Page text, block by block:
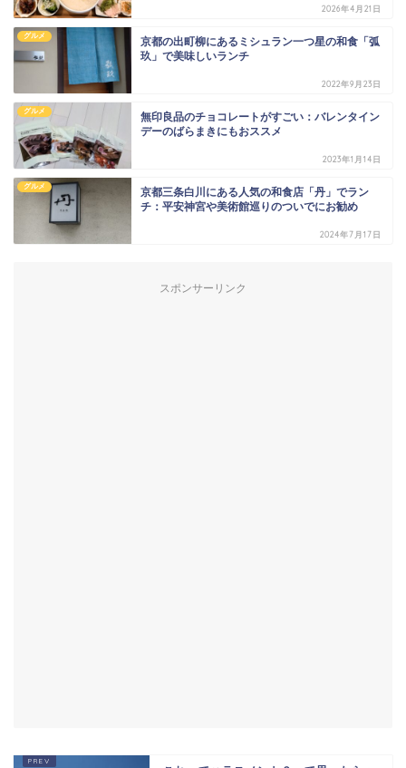
2026年4月21日
グルメ
京都の出町柳にあるミシュラン一つ星の和食「弧
玖」で美味しいランチ
2022年9月23日
グルメ
無印良品のチョコレートがすごい：バレンタイン
デーのばらまきにもおススメ
2023年1月14日
グルメ
京都三条白川にある人気の和食店「丹」でラン
チ：平安神宮や美術館巡りのついでにお勧め
2024年7月17日
スポンサーリンク